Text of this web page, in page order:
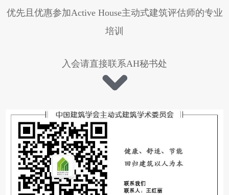
优先且优惠参加Active House主动式建筑评估师的专业
培训
入会请直接联系AH秘书处